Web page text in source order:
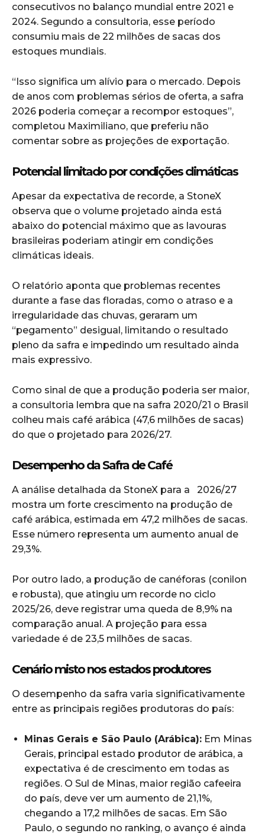
consecutivos no balanço mundial entre 2021 e
2024. Segundo a consultoria, esse período
consumiu mais de 22 milhões de sacas dos
estoques mundiais.
“Isso significa um alívio para o mercado. Depois
de anos com problemas sérios de oferta, a safra
2026 poderia começar a recompor estoques”,
completou Maximiliano, que preferiu não
comentar sobre as projeções de exportação.
Potencial limitado por condições climáticas
Apesar da expectativa de recorde, a StoneX
observa que o volume projetado ainda está
abaixo do potencial máximo que as lavouras
brasileiras poderiam atingir em condições
climáticas ideais.
O relatório aponta que problemas recentes
durante a fase das floradas, como o atraso e a
irregularidade das chuvas, geraram um
“pegamento” desigual, limitando o resultado
pleno da safra e impedindo um resultado ainda
mais expressivo.
Como sinal de que a produção poderia ser maior,
a consultoria lembra que na safra 2020/21 o Brasil
colheu mais café arábica (47,6 milhões de sacas)
do que o projetado para 2026/27.
Desempenho da Safra de Café
A análise detalhada da StoneX para a 2026/27
mostra um forte crescimento na produção de
café arábica, estimada em 47,2 milhões de sacas.
Esse número representa um aumento anual de
29,3%.
Por outro lado, a produção de canéforas (conilon
e robusta), que atingiu um recorde no ciclo
2025/26, deve registrar uma queda de 8,9% na
comparação anual. A projeção para essa
variedade é de 23,5 milhões de sacas.
Cenário misto nos estados produtores
O desempenho da safra varia significativamente
entre as principais regiões produtoras do país:
Minas Gerais e São Paulo (Arábica): Em Minas
Gerais, principal estado produtor de arábica, a
expectativa é de crescimento em todas as
regiões. O Sul de Minas, maior região cafeeira
do país, deve ver um aumento de 21,1%,
chegando a 17,2 milhões de sacas. Em São
Paulo, o segundo no ranking, o avanço é ainda